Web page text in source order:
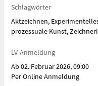
Schlagwörter
Aktzeichnen,
prozessuale Kunst,
LV-Anmeldung
Ab 02. Februar 2026, 09:00
Per Online Anmeldung